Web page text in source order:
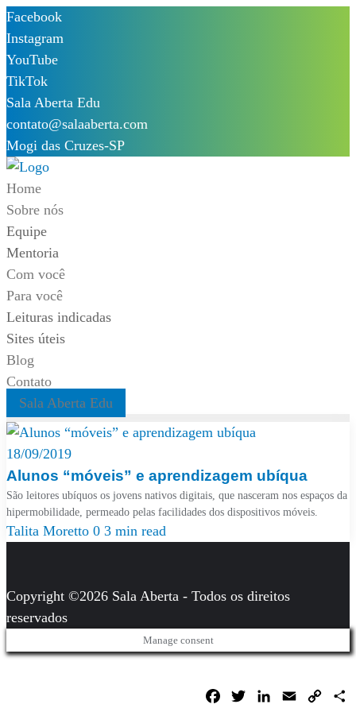
Skip
to
content
Facebook
Instagram
YouTube
TikTok
Sala Aberta Edu
contato@salaaberta.com
Mogi das Cruzes-SP
Home
Sobre nós
Equipe
Mentoria
Com você
Para você
Leituras indicadas
Sites úteis
Blog
Contato
Sala Aberta Edu
18/09/2019
Alunos “móveis” e aprendizagem ubíqua
São leitores ubíquos os jovens nativos digitais, que nasceram nos espaços da
hipermobilidade, permeado pelas facilidades dos dispositivos móveis.
Talita Moretto 0 3 min read
Copyright ©2026 Sala Aberta - Todos os direitos
reservados
FacebookTwitterLinkedIn
Email Copy
Link
Manage consent